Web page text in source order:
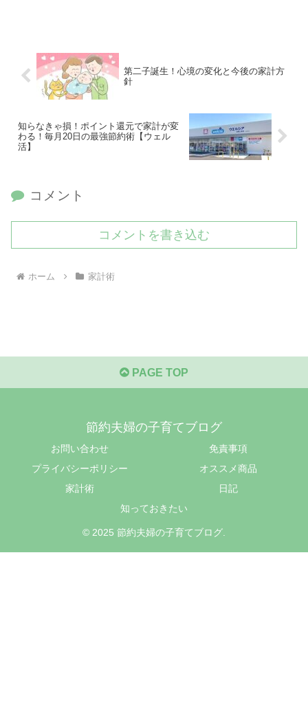
第二子誕生！心境の変化と今後の家計方
針
知らなきゃ損！ポイント還元で家計が変
わる！毎月20日の最強節約術【ウェル
活】
コメント
コメントを書き込む
ホーム 家計術
PAGE TOP
節約夫婦の子育てブログ
お問い合わせ
免責事項
プライバシーポリシー
オススメ商品
家計術
日記
知っておきたい
© 2025 節約夫婦の子育てブログ.